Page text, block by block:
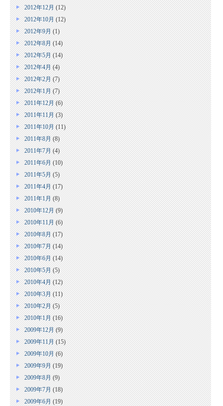
2012年12月(12)
2012年10月(12)
2012年9月(1)
2012年8月(14)
2012年5月(14)
2012年4月(4)
2012年2月(7)
2012年1月(7)
2011年12月(6)
2011年11月(3)
2011年10月(11)
2011年8月(8)
2011年7月(4)
2011年6月(10)
2011年5月(5)
2011年4月(17)
2011年1月(8)
2010年12月(9)
2010年11月(6)
2010年8月(17)
2010年7月(14)
2010年6月(14)
2010年5月(5)
2010年4月(12)
2010年3月(11)
2010年2月(5)
2010年1月(16)
2009年12月(9)
2009年11月(15)
2009年10月(6)
2009年9月(19)
2009年8月(9)
2009年7月(18)
2009年6月(19)